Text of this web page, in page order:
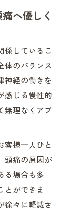
ワケ
れる理由
が有効な
いアプロ
なった実
うのか
組み
る具体的
へ優しく
係しているこ
体のバランス
神経の働きを
感じる慢性的
無理なくアプ
客様一人ひと
頭痛の原因が
る場合も多
とができま
徐々に軽減さ